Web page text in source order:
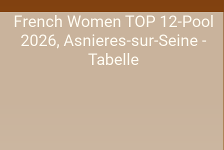
French Women TOP 12-Pool
2026, Asnieres-sur-Seine -
Tabelle